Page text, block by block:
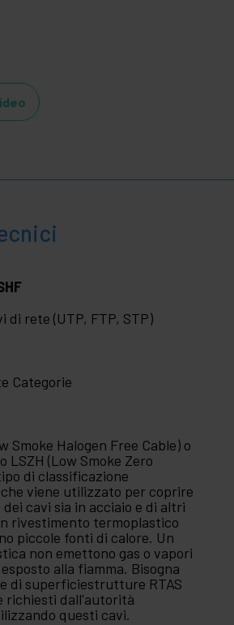
di rete (UTP, FTP, STP)
Categorie
Smoke Halogen Free Cable) o
LSZH (Low Smoke Zero
di classificazione
viene utilizzato per coprire
cavi sia in acciaio e di altri
rivestimento termoplastico
piccole fonti di calore. Un
non emettono gas o vapori
alla fiamma. Bisogna
di superficiestrutture RTAS
richiesti dall'autorità
questi cavi.